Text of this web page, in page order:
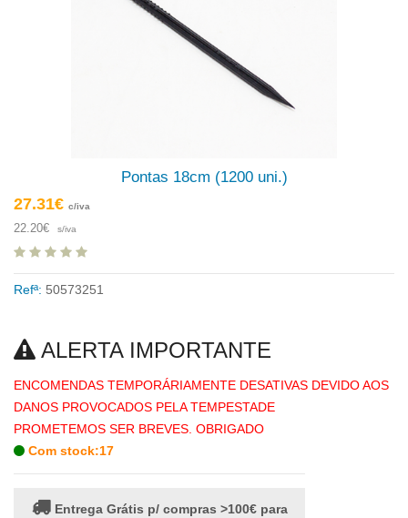
Pontas 18cm (1200 uni.)
27.31€ c/iva
22.20€ s/iva
Refª: 50573251
ALERTA IMPORTANTE
ENCOMENDAS TEMPORÁRIAMENTE DESATIVAS DEVIDO AOS
DANOS PROVOCADOS PELA TEMPESTADE
PROMETEMOS SER BREVES. OBRIGADO
Com stock:17
Entrega Grátis p/ compras >100€ para